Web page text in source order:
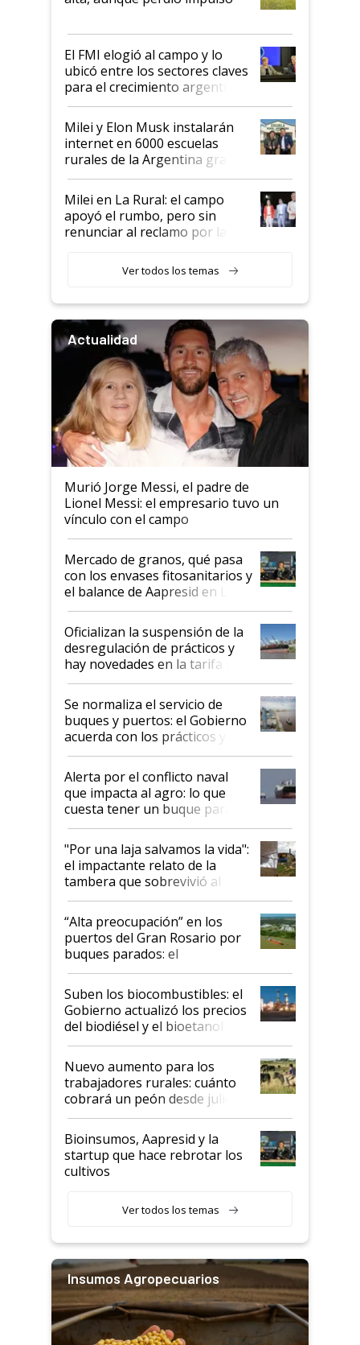
que de una dura crisis salió
de Milei
El FMI elogió al campo y lo
ubicó entre los sectores claves
para el crecimiento argentino
Milei y Elon Musk instalarán
internet en 6000 escuelas
rurales de la Argentina gracias
a un acuerdo con Starlink
Milei en La Rural: el campo
apoyó el rumbo, pero sin
renunciar al reclamo por las
Ver todos los temas
Actualidad
Murió Jorge Messi, el padre de
Lionel Messi: el empresario tuvo un
vínculo con el campo
Mercado de granos, qué pasa
con los envases fitosanitarios y
el balance de Aapresid en La
Posta
Oficializan la suspensión de la
desregulación de prácticos y
hay novedades en la tarifa de
la hidrovía
Se normaliza el servicio de
buques y puertos: el Gobierno
acuerda con los prácticos y
suspende el decreto de
desregulación
Alerta por el conflicto naval
que impacta al agro: lo que
cuesta tener un buque parado
y el peligro de que Argentina
pase a ser "país sucio"
"Por una laja salvamos la vida":
el impactante relato de la
tambera que sobrevivió al
tornado
“Alta preocupación” en los
puertos del Gran Rosario por
buques parados: el
funcionamiento de las
exportadoras en tensión tras
la medida de fuerza de los
prácticos
Suben los biocombustibles: el
Gobierno actualizó los precios
del biodiésel y el bioetanol
Nuevo aumento para los
trabajadores rurales: cuánto
cobrará un peón desde julio
Bioinsumos, Aapresid y la
startup que hace rebrotar los
cultivos
Ver todos los temas
Insumos Agropecuarios